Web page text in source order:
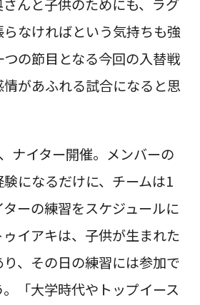
んと子供のためにも、ラグ
なければという気持ちも強
の節目となる今回の入替戦
があふれる試合になると思
ナイター開催。メンバーの
になるだけに、チームは1
ーの練習をスケジュールに
イアキは、子供が生まれた
、その日の練習には参加で
「大学時代やトップイース